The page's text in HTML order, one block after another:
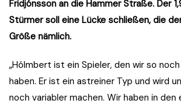
Fridjónsson an die Hammer Straße. Der
Stürmer soll eine Lücke schließen, die
Größe nämlich.
„Hólmbert ist ein Spieler, den wir so
haben. Er ist ein astreiner Typ und wird
noch variabler machen. Wir haben in